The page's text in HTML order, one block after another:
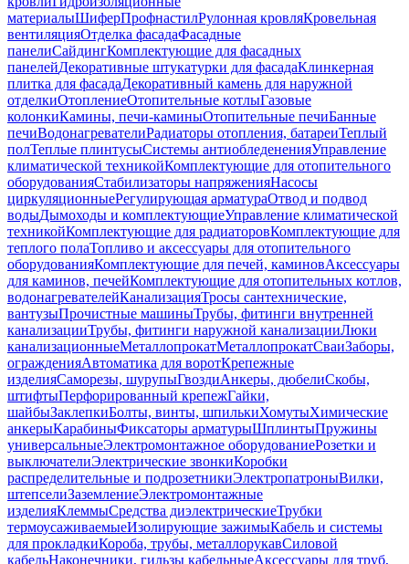
материалыШиферПрофнастилРулонная кровляКровельная
вентиляцияОтделка фасадаФасадные
панелиСайдингКомплектующие для фасадных
панелейДекоративные штукатурки для фасадаКлинкерная
плитка для фасадаДекоративный камень для наружной
отделкиОтоплениеОтопительные котлыГазовые
колонкиКамины, печи-каминыОтопительные печиБанные
печиВодонагревателиРадиаторы отопления, батареиТеплый
полТеплые плинтусыСистемы антиобледененияУправление
климатической техникойКомплектующие для отопительного
оборудованияСтабилизаторы напряженияНасосы
циркуляционныеРегулирующая арматураОтвод и подвод
водыДымоходы и комплектующиеУправление климатической
техникойКомплектующие для радиаторовКомплектующие для
теплого полаТопливо и аксессуары для отопительного
оборудованияКомплектующие для печей, каминовАксессуары
для каминов, печейКомплектующие для отопительных котлов,
водонагревателейКанализацияТросы сантехнические,
вантузыПрочистные машиныТрубы, фитинги внутренней
канализацииТрубы, фитинги наружной канализацииЛюки
канализационныеМеталлопрокатМеталлопрокатСваиЗаборы,
огражденияАвтоматика для воротКрепежные
изделияСаморезы, шурупыГвоздиАнкеры, дюбелиСкобы,
штифтыПерфорированный крепежГайки,
шайбыЗаклепкиБолты, винты, шпилькиХомутыХимические
анкерыКарабиныФиксаторы арматурыШплинтыПружины
универсальныеЭлектромонтажное оборудованиеРозетки и
выключателиЭлектрические звонкиКоробки
распределительные и подрозетникиЭлектропатроныВилки,
штепселиЗаземлениеЭлектромонтажные
изделияКлеммыСредства диэлектрическиеТрубки
термоусаживаемыеИзолирующие зажимыКабель и системы
для прокладкиКороба, трубы, металлорукавСиловой
кабельНаконечники, гильзы кабельныеАксессуары для труб,